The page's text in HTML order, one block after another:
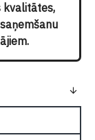
kvalitātes,